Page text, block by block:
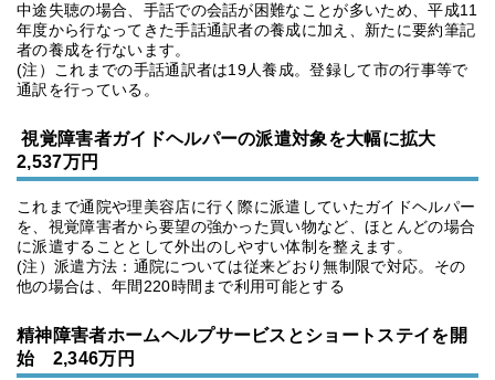
中途失聴の場合、手話での会話が困難なことが多いため、平成11
年度から行なってきた手話通訳者の養成に加え、新たに要約筆記
者の養成を行ないます。
(注）これまでの手話通訳者は19人養成。登録して市の行事等で
通訳を行っている。
視覚障害者ガイドヘルパーの派遣対象を大幅に拡大
2,537万円
これまで通院や理美容店に行く際に派遣していたガイドヘルパー
を、視覚障害者から要望の強かった買い物など、ほとんどの場合
に派遣することとして外出のしやすい体制を整えます。
(注）派遣方法：通院については従来どおり無制限で対応。その
他の場合は、年間220時間まで利用可能とする
精神障害者ホームヘルプサービスとショートステイを開
始 2,346万円